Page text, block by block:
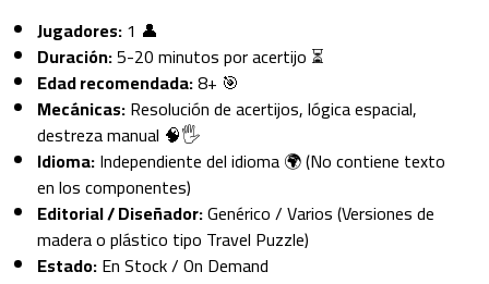
Jugadores:1 👤
Duración:5-20 minutos por acertijo ⏳
Edad recomendada:8+ 🎯
Mecánicas:Resolución de acertijos, lógica espacial,
destreza manual 🧠🖐️
Idioma:Independiente del idioma 🌍 (No contiene texto
en los componentes)
Editorial / Diseñador:Genérico / Varios (Versiones de
madera o plástico tipo Travel Puzzle)
Estado:En Stock / On Demand